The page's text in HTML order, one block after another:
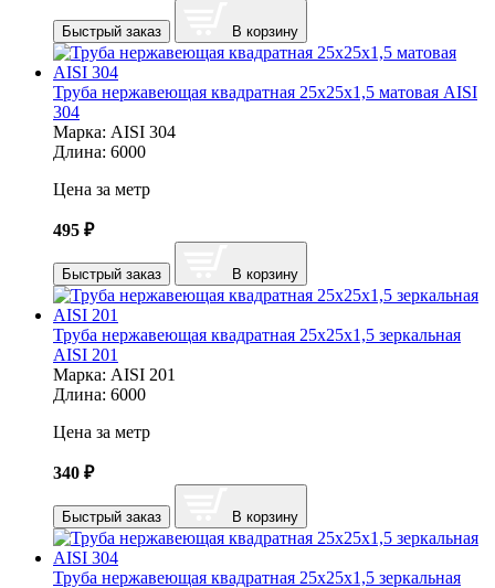
Быстрый заказ В корзину
Труба нержавеющая квадратная 25х25х1,5 матовая AISI
304
Марка: AISI 304
Длина: 6000
Цена за метр
495 ₽
Быстрый заказ В корзину
Труба нержавеющая квадратная 25х25х1,5 зеркальная
AISI 201
Марка: AISI 201
Длина: 6000
Цена за метр
340 ₽
Быстрый заказ В корзину
Труба нержавеющая квадратная 25х25х1,5 зеркальная